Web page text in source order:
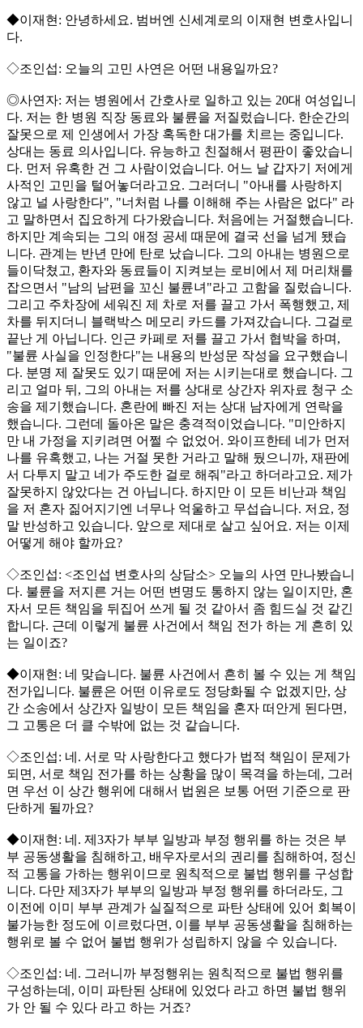
◆이재현: 안녕하세요. 범버엔 신세계로의 이재현 변호사입니
다.
◇조인섭: 오늘의 고민 사연은 어떤 내용일까요?
◎사연자: 저는 병원에서 간호사로 일하고 있는 20대 여성입니
다. 저는 한 병원 직장 동료와 불륜을 저질렀습니다. 한순간의
잘못으로 제 인생에서 가장 혹독한 대가를 치르는 중입니다.
상대는 동료 의사입니다. 유능하고 친절해서 평판이 좋았습니
다. 먼저 유혹한 건 그 사람이었습니다. 어느 날 갑자기 저에게
사적인 고민을 털어놓더라고요. 그러더니 "아내를 사랑하지
않고 널 사랑한다", "너처럼 나를 이해해 주는 사람은 없다" 라
고 말하면서 집요하게 다가왔습니다. 처음에는 거절했습니다.
하지만 계속되는 그의 애정 공세 때문에 결국 선을 넘게 됐습
니다. 관계는 반년 만에 탄로 났습니다. 그의 아내는 병원으로
들이닥쳤고, 환자와 동료들이 지켜보는 로비에서 제 머리채를
잡으면서 "남의 남편을 꼬신 불륜녀"라고 고함을 질렀습니다.
그리고 주차장에 세워진 제 차로 저를 끌고 가서 폭행했고, 제
차를 뒤지더니 블랙박스 메모리 카드를 가져갔습니다. 그걸로
끝난 게 아닙니다. 인근 카페로 저를 끌고 가서 협박을 하며,
"불륜 사실을 인정한다"는 내용의 반성문 작성을 요구했습니
다. 분명 제 잘못도 있기 때문에 저는 시키는대로 했습니다. 그
리고 얼마 뒤, 그의 아내는 저를 상대로 상간자 위자료 청구 소
송을 제기했습니다. 혼란에 빠진 저는 상대 남자에게 연락을
했습니다. 그런데 돌아온 말은 충격적이었습니다. "미안하지
만 내 가정을 지키려면 어쩔 수 없었어. 와이프한테 네가 먼저
나를 유혹했고, 나는 거절 못한 거라고 말해 뒀으니까, 재판에
서 다투지 말고 네가 주도한 걸로 해줘"라고 하더라고요. 제가
잘못하지 않았다는 건 아닙니다. 하지만 이 모든 비난과 책임
을 저 혼자 짊어지기엔 너무나 억울하고 무섭습니다. 저요, 정
말 반성하고 있습니다. 앞으로 제대로 살고 싶어요. 저는 이제
어떻게 해야 할까요?
◇조인섭: <조인섭 변호사의 상담소> 오늘의 사연 만나봤습니
다. 불륜을 저지른 거는 어떤 변명도 통하지 않는 일이지만, 혼
자서 모든 책임을 뒤집어 쓰게 될 것 같아서 좀 힘드실 것 같긴
합니다. 근데 이렇게 불륜 사건에서 책임 전가 하는 게 흔히 있
는 일이죠?
◆이재현: 네 맞습니다. 불륜 사건에서 흔히 볼 수 있는 게 책임
전가입니다. 불륜은 어떤 이유로도 정당화될 수 없겠지만, 상
간 소송에서 상간자 일방이 모든 책임을 혼자 떠안게 된다면,
그 고통은 더 클 수밖에 없는 것 같습니다.
◇조인섭: 네. 서로 막 사랑한다고 했다가 법적 책임이 문제가
되면, 서로 책임 전가를 하는 상황을 많이 목격을 하는데, 그러
면 우선 이 상간 행위에 대해서 법원은 보통 어떤 기준으로 판
단하게 될까요?
◆이재현: 네. 제3자가 부부 일방과 부정 행위를 하는 것은 부
부 공동생활을 침해하고, 배우자로서의 권리를 침해하여, 정신
적 고통을 가하는 행위이므로 원칙적으로 불법 행위를 구성합
니다. 다만 제3자가 부부의 일방과 부정 행위를 하더라도, 그
이전에 이미 부부 관계가 실질적으로 파탄 상태에 있어 회복이
불가능한 정도에 이르렀다면, 이를 부부 공동생활을 침해하는
행위로 볼 수 없어 불법 행위가 성립하지 않을 수 있습니다.
◇조인섭: 네. 그러니까 부정행위는 원칙적으로 불법 행위를
구성하는데, 이미 파탄된 상태에 있었다 라고 하면 불법 행위
가 안 될 수 있다 라고 하는 거죠?